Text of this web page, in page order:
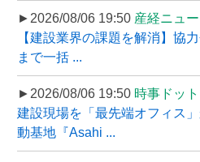
►2026/08/06 19:50 産経ニュ
【建設業界の課題を解消】協
まで一括 ...
►2026/08/06 19:50 時事ドッ
建設現場を「最先端オフィス
動基地『Asahi ...